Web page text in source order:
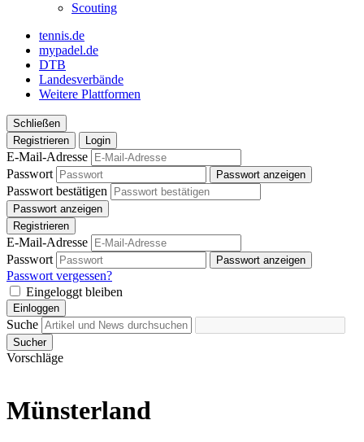
Scouting
tennis.de
mypadel.de
DTB
Landesverbände
Weitere Plattformen
Schließen
Registrieren
Login
E-Mail-Adresse
Passwort
Passwort anzeigen
Passwort bestätigen
Passwort anzeigen
Registrieren
E-Mail-Adresse
Passwort
Passwort anzeigen
Passwort vergessen?
Eingeloggt bleiben
Einloggen
Suche
Sucher
Vorschläge
Münsterland